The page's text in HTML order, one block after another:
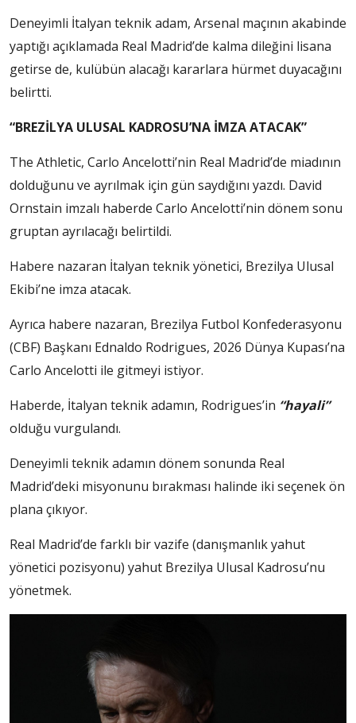
Deneyimli İtalyan teknik adam, Arsenal maçının akabinde
yaptığı açıklamada Real Madrid’de kalma dileğini lisana
getirse de, kulübün alacağı kararlara hürmet duyacağını
belirtti.
“BREZİLYA ULUSAL KADROSU’NA İMZA ATACAK”
The Athletic, Carlo Ancelotti’nin Real Madrid’de miadının
dolduğunu ve ayrılmak için gün saydığını yazdı. David
Ornstain imzalı haberde Carlo Ancelotti’nin dönem sonu
gruptan ayrılacağı belirtildi.
Habere nazaran İtalyan teknik yönetici, Brezilya Ulusal
Ekibi’ne imza atacak.
Ayrıca habere nazaran, Brezilya Futbol Konfederasyonu
(CBF) Başkanı Ednaldo Rodrigues, 2026 Dünya Kupası’na
Carlo Ancelotti ile gitmeyi istiyor.
Haberde, İtalyan teknik adamın, Rodrigues’in “hayali”
olduğu vurgulandı.
Deneyimli teknik adamın dönem sonunda Real
Madrid’deki misyonunu bırakması halinde iki seçenek ön
plana çıkıyor.
Real Madrid’de farklı bir vazife (danışmanlık yahut
yönetici pozisyonu) yahut Brezilya Ulusal Kadrosu’nu
yönetmek.